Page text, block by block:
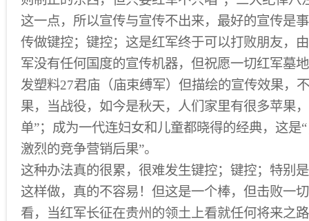
这一点，所以宣传与宣传不出来，最好的宣传是
传做键控；键控；这是红军终于可以打败朋友，
军没有任何国度的宣传机器，但祝愿一切红军墓
发塑料27君庙（庙束缚军）但描绘的宣传效果，
果，当战役，如今是秋天，人们家里有很多苹果
单”；成为一代连妇女和儿童都晓得的经典，这是
激烈的竞争营销后果”。
这种办法真的很累，很难发生键控；键控；特别
这样做，真的不容易！但这是一个棒，但击败一
看，当红军长征在贵州的领土上看就任何将来之